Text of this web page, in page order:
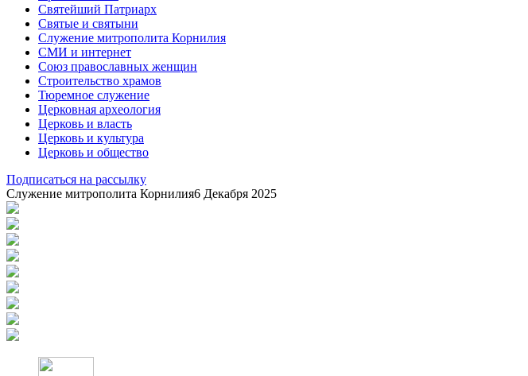
Святейший Патриарх
Святые и святыни
Служение митрополита Корнилия
СМИ и интернет
Союз православных женщин
Строительство храмов
Тюремное служение
Церковная археология
Церковь и власть
Церковь и культура
Церковь и общество
Подписаться на рассылку
Служение митрополита Корнилия6 Декабря 2025